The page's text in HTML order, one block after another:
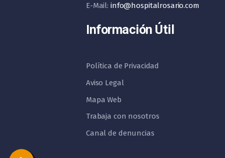
E-Mail: info@hospitalrosario.com
Información Útil
Política de Privacidad
Aviso Legal
Mapa Web
Trabaja con nosotros
Canal de denuncias